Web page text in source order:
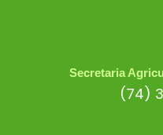
Secretaria
(74)